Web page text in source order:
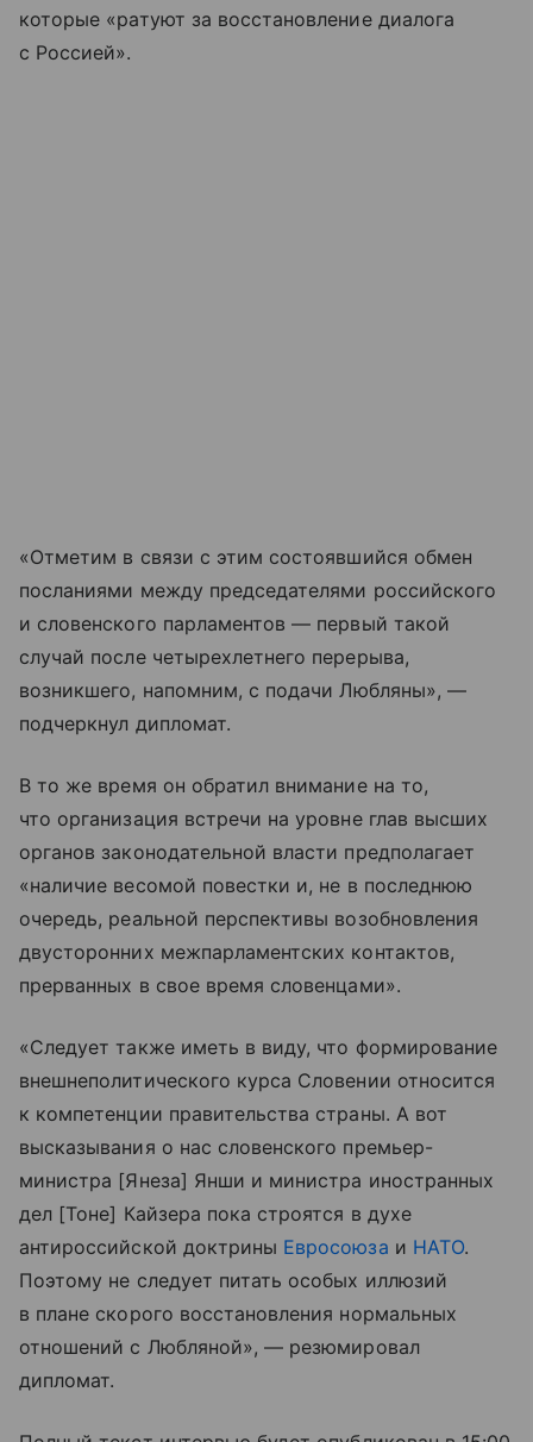
которые «ратуют за восстановление диалога
с Россией».
«Отметим в связи с этим состоявшийся обмен
посланиями между председателями российского
и словенского парламентов — первый такой
случай после четырехлетнего перерыва,
возникшего, напомним, с подачи Любляны», —
подчеркнул дипломат.
В то же время он обратил внимание на то,
что организация встречи на уровне глав высших
органов законодательной власти предполагает
«наличие весомой повестки и, не в последнюю
очередь, реальной перспективы возобновления
двусторонних межпарламентских контактов,
прерванных в свое время словенцами».
«Следует также иметь в виду, что формирование
внешнеполитического курса Словении относится
к компетенции правительства страны. А вот
высказывания о нас словенского премьер-
министра [Янеза] Янши и министра иностранных
дел [Тоне] Кайзера пока строятся в духе
антироссийской доктрины Евросоюза и НАТО.
Поэтому не следует питать особых иллюзий
в плане скорого восстановления нормальных
отношений с Любляной», — резюмировал
дипломат.